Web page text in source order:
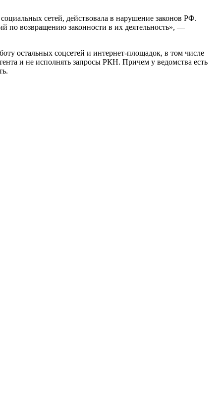
сетей, действовала в нарушение законов РФ.
по возвращению законности в их деятельность», —
остальных соцсетей и интернет-площадок, в том числе
и не исполнять запросы РКН. Причем у ведомства есть